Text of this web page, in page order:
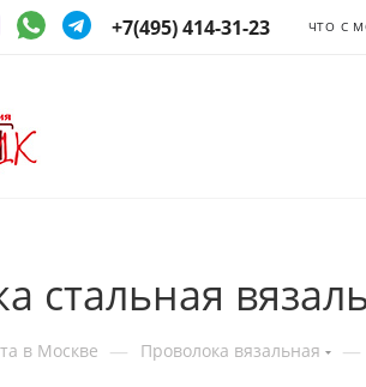
+7(495) 414-31-23 ЧТО С
стальная
в Москве — Проволока вязальная —